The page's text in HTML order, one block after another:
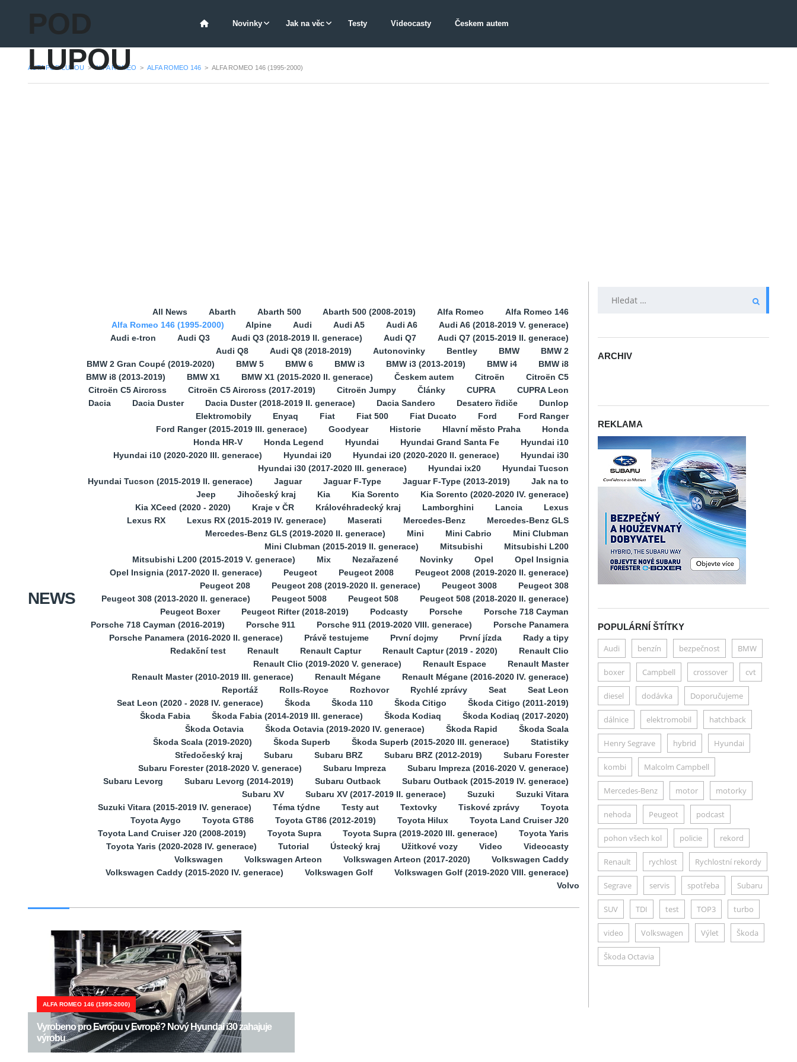
POD
LUPOU
Novinky Jak na věc Testy Videocasty Českem autem
AUTA POD LUPOU > ALFA ROMEO > ALFA ROMEO 146 > ALFA ROMEO 146 (1995-2000)
NEWS
All News Abarth Abarth 500 Abarth 500 (2008-2019) Alfa Romeo
Alfa Romeo 146
Alfa Romeo 146 (1995-2000)
Alpine Audi Audi A5 Audi A6
Audi A6 (2018-2019 V. generace)
Audi e-tron
Audi Q3 Audi Q3 (2018-2019 II. generace) Audi Q7
Audi Q7 (2015-2019 II. generace)
Audi Q8
Audi Q8 (2018-2019) Autonovinky Bentley BMW
BMW 2
BMW 2 Gran Coupé (2019-2020)
BMW 5 BMW 6 BMW i3 BMW i3 (2013-2019) BMW i4
BMW i8
BMW i8 (2013-2019)
BMW X1 BMW X1 (2015-2020 II. generace) Českem autem Citroën
Citroën C5
Citroën C5 Aircross
Citroën C5 Aircross (2017-2019) Citroën Jumpy Články CUPRA
CUPRA Leon
Dacia
Dacia Duster Dacia Duster (2018-2019 II. generace) Dacia Sandero Desatero řidiče
Dunlop
Elektromobily
Enyaq Fiat Fiat 500 Fiat Ducato Ford
Ford Ranger
Ford Ranger (2015-2019 III. generace)
Goodyear Historie Hlavní město Praha
Honda
Honda HR-V
Honda Legend Hyundai Hyundai Grand Santa Fe
Hyundai i10
Hyundai i10 (2020-2020 III. generace)
Hyundai i20 Hyundai i20 (2020-2020 II. generace)
Hyundai i30
Hyundai i30 (2017-2020 III. generace)
Hyundai ix20
Hyundai Tucson
Hyundai Tucson (2015-2019 II. generace)
Jaguar Jaguar F-Type Jaguar F-Type (2013-2019)
Jak na to
Jeep
Jihočeský kraj Kia Kia Sorento
Kia Sorento (2020-2020 IV. generace)
Kia XCeed (2020 - 2020)
Kraje v ČR Královéhradecký kraj Lamborghini Lancia
Lexus
Lexus RX
Lexus RX (2015-2019 IV. generace) Maserati Mercedes-Benz
Mercedes-Benz GLS
Mercedes-Benz GLS (2019-2020 II. generace)
Mini Mini Cabrio
Mini Clubman
Mini Clubman (2015-2019 II. generace)
Mitsubishi
Mitsubishi L200
Mitsubishi L200 (2015-2019 V. generace)
Mix Nezařazené Novinky Opel
Opel Insignia
Opel Insignia (2017-2020 II. generace)
Peugeot Peugeot 2008
Peugeot 2008 (2019-2020 II. generace)
Peugeot 208
Peugeot 208 (2019-2020 II. generace) Peugeot 3008
Peugeot 308
Peugeot 308 (2013-2020 II. generace)
Peugeot 5008 Peugeot 508
Peugeot 508 (2018-2020 II. generace)
Peugeot Boxer
Peugeot Rifter (2018-2019) Podcasty Porsche
Porsche 718 Cayman
Porsche 718 Cayman (2016-2019)
Porsche 911 Porsche 911 (2019-2020 VIII. generace)
Porsche Panamera
Porsche Panamera (2016-2020 II. generace)
Právě testujeme První dojmy První jízda
Rady a tipy
Redakční test
Renault Renault Captur Renault Captur (2019 - 2020)
Renault Clio
Renault Clio (2019-2020 V. generace)
Renault Espace
Renault Master
Renault Master (2010-2019 III. generace)
Renault Mégane
Renault Mégane (2016-2020 IV. generace)
Reportáž
Rolls-Royce Rozhovor Rychlé zprávy Seat
Seat Leon
Seat Leon (2020 - 2028 IV. generace)
Škoda Škoda 110 Škoda Citigo
Škoda Citigo (2011-2019)
Škoda Fabia
Škoda Fabia (2014-2019 III. generace) Škoda Kodiaq
Škoda Kodiaq (2017-2020)
Škoda Octavia
Škoda Octavia (2019-2020 IV. generace) Škoda Rapid
Škoda Scala
Škoda Scala (2019-2020)
Škoda Superb Škoda Superb (2015-2020 III. generace)
Statistiky
Středočeský kraj
Subaru Subaru BRZ Subaru BRZ (2012-2019)
Subaru Forester
Subaru Forester (2018-2020 V. generace)
Subaru Impreza
Subaru Impreza (2016-2020 V. generace)
Subaru Levorg
Subaru Levorg (2014-2019) Subaru Outback
Subaru Outback (2015-2019 IV. generace)
Subaru XV
Subaru XV (2017-2019 II. generace) Suzuki
Suzuki Vitara
Suzuki Vitara (2015-2019 IV. generace)
Téma týdne Testy aut Textovky Tiskové zprávy
Toyota
Toyota Aygo
Toyota GT86 Toyota GT86 (2012-2019) Toyota Hilux
Toyota Land Cruiser J20
Toyota Land Cruiser J20 (2008-2019)
Toyota Supra Toyota Supra (2019-2020 III. generace)
Toyota Yaris
Toyota Yaris (2020-2028 IV. generace)
Tutorial Ústecký kraj Užitkové vozy Video
Videocasty
Volkswagen
Volkswagen Arteon Volkswagen Arteon (2017-2020)
Volkswagen Caddy
Volkswagen Caddy (2015-2020 IV. generace)
Volkswagen Golf
Volkswagen Golf (2019-2020 VIII. generace)
Volvo
ALFA ROMEO 146 (1995-2000)
Vyrobeno pro Evropu v Evropě? Nový Hyundai i30 zahajuje
výrobu
VYHLEDÁVÁNÍ
ARCHIV
REKLAMA
POPULÁRNÍ ŠTÍTKY
Audi benzín bezpečnost BMW
boxer Campbell crossover cvt
diesel dodávka Doporučujeme
dálnice elektromobil hatchback
Henry Segrave hybrid Hyundai
kombi Malcolm Campbell
Mercedes-Benz motor motorky
nehoda Peugeot podcast
pohon všech kol policie rekord
Renault rychlost Rychlostní rekordy
Segrave servis spotřeba Subaru
SUV TDI test TOP3 turbo
video Volkswagen Výlet Škoda
Škoda Octavia